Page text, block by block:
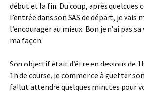
début et la fin. Du coup, après quelques
l’entrée dans son SAS de départ, je vais
l’encourager au mieux. Bon je n’ai pas sa
ma façon.
Son objectif était d’être en dessous de
1h de course, je commence à guetter
fallut attendre quelques minutes pour